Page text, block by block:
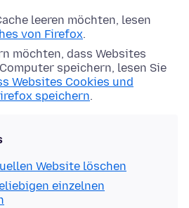
leeren möchten, lesen
von Firefox.
möchten, dass Websites
speichern, lesen Sie
Websites Cookies und
speichern.
Website löschen
einzelnen